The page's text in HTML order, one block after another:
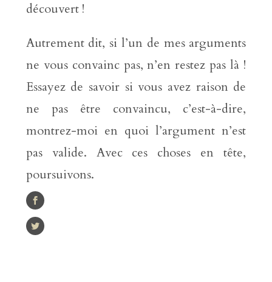
découvert !
Autrement dit, si l’un de mes arguments
ne vous convainc pas, n’en restez pas là !
Essayez de savoir si vous avez raison de
ne pas être convaincu, c’est-à-dire,
montrez-moi en quoi l’argument n’est
pas valide. Avec ces choses en tête,
poursuivons.